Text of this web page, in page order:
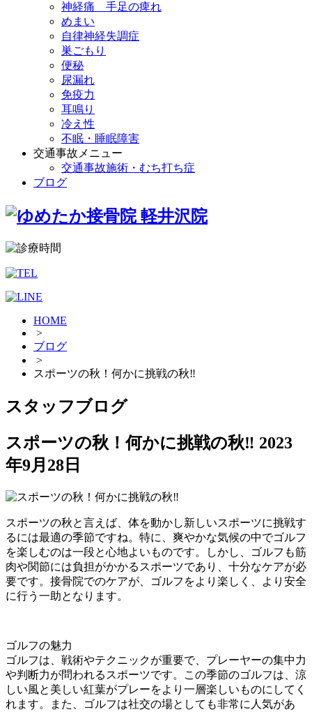
神経痛 手足の痺れ
めまい
自律神経失調症
巣ごもり
便秘
尿漏れ
免疫力
耳鳴り
冷え性
不眠・睡眠障害
交通事故メニュー
交通事故施術・むち打ち症
ブログ
HOME
>
ブログ
>
スポーツの秋！何かに挑戦の秋‼︎
スタッフブログ
スポーツの秋！何かに挑戦の秋‼︎ 2023
年9月28日
スポーツの秋と言えば、体を動かし新しいスポーツに挑戦す
るには最適の季節ですね。特に、爽やかな気候の中でゴルフ
を楽しむのは一段と心地よいものです。しかし、ゴルフも筋
肉や関節には負担がかかるスポーツであり、十分なケアが必
要です。接骨院でのケアが、ゴルフをより楽しく、より安全
に行う一助となります。
ゴルフの魅力
ゴルフは、戦術やテクニックが重要で、プレーヤーの集中力
や判断力が問われるスポーツです。この季節のゴルフは、涼
しい風と美しい紅葉がプレーをより一層楽しいものにしてく
れます。また、ゴルフは社交の場としても非常に人気があ